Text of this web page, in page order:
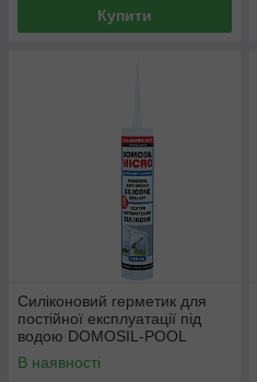
Купити
Силіконовий герметик для
постійної експлуатації під
водою DOMOSIL-POOL
Transparent (Прозорий)
280ml
В наявності